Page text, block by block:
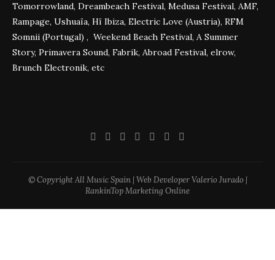
Tomorrowland, Dreambeach Festival, Medusa Festival, AMF,
Rampage, Ushuaïa, Hï Ibiza, Electric Love (Austria), RFM
Somnii (Portugal) , Weekend Beach Festival, A Summer
Story, Primavera Sound, Fabrik, Abroad Festival, elrow,
Brunch Electronik, etc
© Copyright All Music Spain | Web Developer Valerio Jurado |
RankinTop Marketing Online